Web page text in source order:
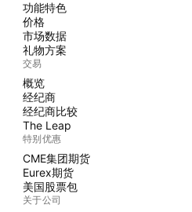
功能特色
价格
市场数据
礼物方案
交易
概览
经纪商
经纪商比较
The Leap
特别优惠
CME集团期货
Eurex期货
美国股票包
关于公司